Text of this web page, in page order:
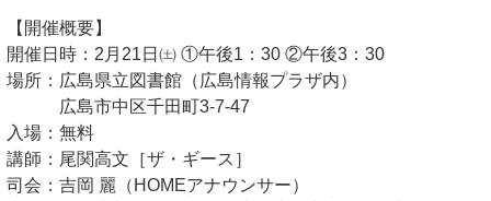
【開催概要】
開催日時：2月21日㈯ ①午後1：30 ②午後3：30
場所：広島県立図書館（広島情報プラザ内）
広島市中区千田町3-7-47
入場：無料
講師：尾関高文［ザ・ギース］
司会：吉岡 麗（HOMEアナウンサー）